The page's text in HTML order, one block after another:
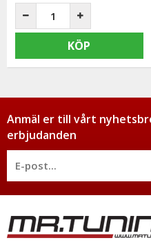
KÖP
Anmäl er till vårt
erbjudanden